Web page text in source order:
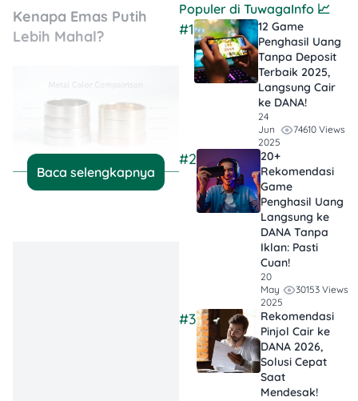
Kenapa Emas Putih
Lebih Mahal?
Sumber: Geology In
Baca selengkapnya
Populer di TuwagaInfo 📈
#1
12 Game
Penghasil Uang
Tanpa Deposit
Terbaik 2025,
Langsung Cair
ke DANA!
24
Jun
2025
74610 Views
#2
20+
Rekomendasi
Game
Penghasil Uang
Langsung ke
DANA Tanpa
Iklan​: Pasti
Cuan!
20
May
2025
30153 Views
#3
Rekomendasi
Pinjol Cair ke
DANA 2026,
Solusi Cepat
Saat
Mendesak!